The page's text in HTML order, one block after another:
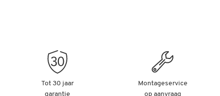
Tot 30 jaar
garantie
Montageservice
op aanvraag